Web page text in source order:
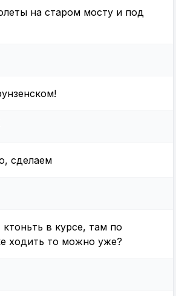
на старом мосту и под
сделаем
ктоньть в курсе, там по
ходить то можно уже?